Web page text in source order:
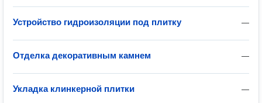
—
Устройство гидроизоляции под плитку
—
Отделка декоративным камнем
—
Укладка клинкерной плитки